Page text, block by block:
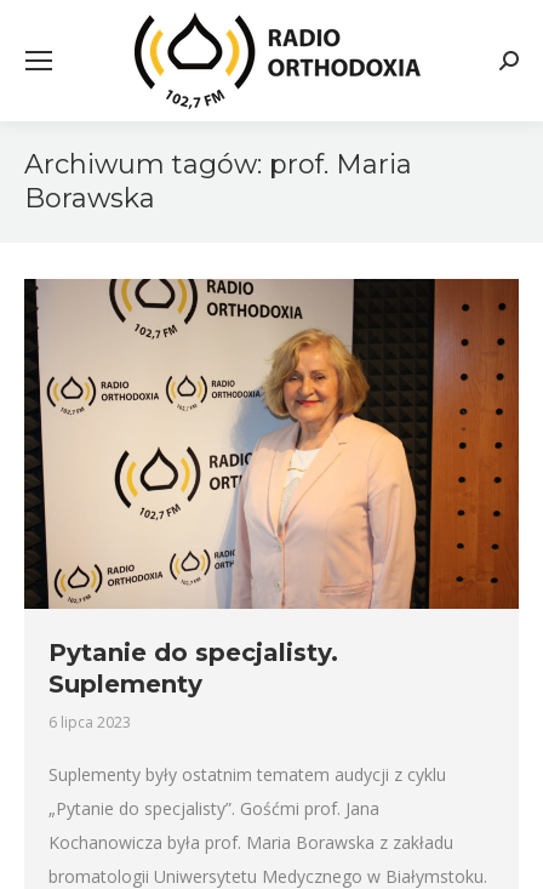
Archiwum tagów: prof. Maria
Borawska
Pytanie do specjalisty.
Suplementy
6 lipca 2023
Suplementy były ostatnim tematem audycji z cyklu
„Pytanie do specjalisty”. Gośćmi prof. Jana
Kochanowicza była prof. Maria Borawska z zakładu
bromatologii Uniwersytetu Medycznego w Białymstoku.